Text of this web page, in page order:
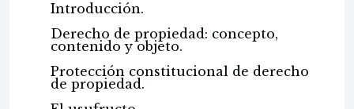
Introducción.
Derecho de propiedad: concepto,
contenido y objeto.
Protección constitucional de derecho
de propiedad.